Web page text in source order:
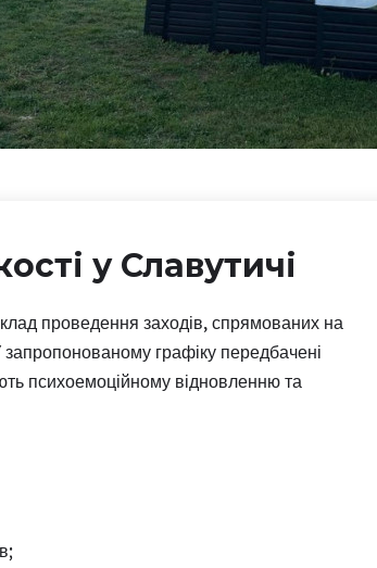
у Славутичі
проведення заходів, спрямованих на
запропонованому графіку передбачені
психоемоційному відновленню та